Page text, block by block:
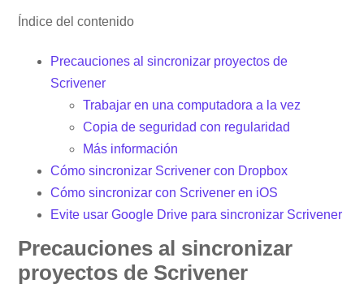
Índice del contenido
Precauciones al sincronizar proyectos de
Scrivener
Trabajar en una computadora a la vez
Copia de seguridad con regularidad
Más información
Cómo sincronizar Scrivener con Dropbox
Cómo sincronizar con Scrivener en iOS
Evite usar Google Drive para sincronizar Scrivener
Precauciones al sincronizar
proyectos de Scrivener